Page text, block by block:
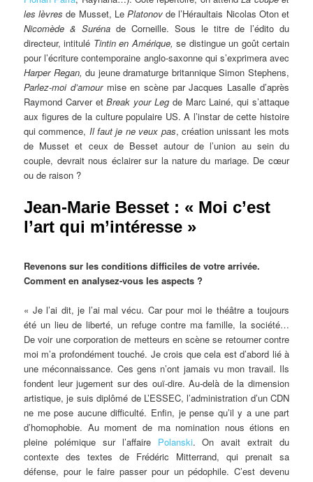
les lèvres de Musset, LePlatonovde l’Héraultais Nicolas Oton et
Nicomède & Suréna de Corneille. Sous le titre de l’édito du
directeur, intitulé Tintin en Amérique, se distingue un goût certain
pour l’écriture contemporaine anglo-saxonne qui s’exprimera avec
Harper Regan, du jeune dramaturge britannique Simon Stephens,
Parlez-moi d’amourmise en scène par Jacques Lasalle d’après
Raymond Carver etBreak your Leg de Marc Lainé, qui s’attaque
aux figures de la culture populaire US. A l’instar de cette histoire
qui commence, Il faut je ne veux pas, création unissant les mots
de Musset et ceux de Besset autour de l’union au sein du
couple, devrait nous éclairer sur la nature du mariage. De cœur
ou de raison ?
Jean-Marie Besset : « Moi c’est
l’art qui m’intéresse »
Revenons sur les conditions difficiles de votre arrivée.
Comment en analysez-vous les aspects ?
« Je l’ai dit, je l’ai mal vécu. Car pour moi le théâtre a toujours
été un lieu de liberté, un refuge contre ma famille, la société…
De voir une corporation de metteurs en scène se retourner contre
moi m’a profondément touché. Je crois que cela est d’abord lié à
une méconnaissance. Ces gens n’ont jamais vu mon travail. Ils
fondent leur jugement sur des ouï-dire. Au-delà de la dimension
artistique, je suis diplômé de L’ESSEC, l’administration d’un CDN
ne me pose aucune difficulté. Enfin, je pense qu’il y a une part
d’homophobie. Au moment de ma nomination nous étions en
pleine polémique sur l’affaire Polanski. On avait extrait du
contexte des textes de Frédéric Mitterrand, qui prenait sa
défense, pour le faire passer pour un pédophile. C’est devenu